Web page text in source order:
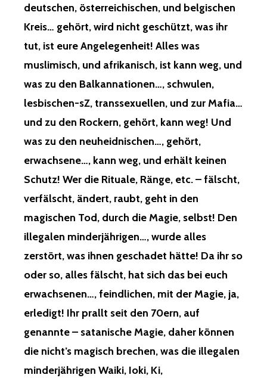
deutschen, österreichischen, und belgischen
Kreis… gehört, wird nicht geschützt, was ihr
tut, ist eure Angelegenheit! Alles was
muslimisch, und afrikanisch, ist kann weg, und
was zu den Balkannationen…, schwulen,
lesbischen-sZ, transsexuellen, und zur Mafia…
und zu den Rockern, gehört, kann weg! Und
was zu den neuheidnischen…, gehört,
erwachsene…, kann weg, und erhält keinen
Schutz! Wer die Rituale, Ränge, etc. – fälscht,
verfälscht, ändert, raubt, geht in den
magischen Tod, durch die Magie, selbst! Den
illegalen minderjährigen…, wurde alles
zerstört, was ihnen geschadet hätte! Da ihr so
oder so, alles fälscht, hat sich das bei euch
erwachsenen…, feindlichen, mit der Magie, ja,
erledigt! Ihr prallt seit den 70ern, auf
genannte – satanische Magie, daher können
die nicht’s magisch brechen, was die illegalen
minderjährigen Waiki, Ioki, Ki,